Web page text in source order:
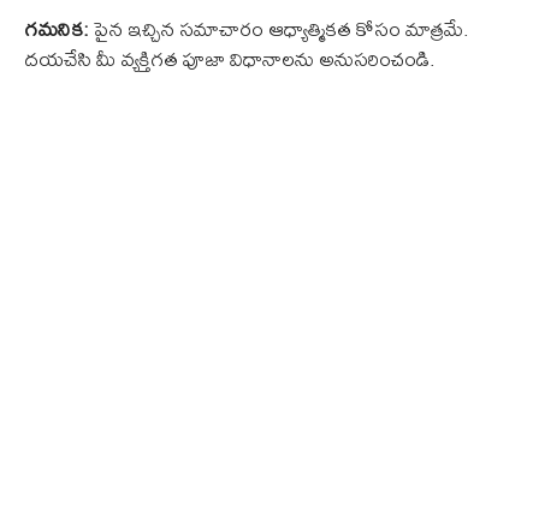
గమనిక:పైన ఇచ్చిన సమాచారం ఆధ్యాత్మికత కోసం మాత్రమే.
దయచేసి మీ వ్యక్తిగత పూజా విధానాలను అనుసరించండి.